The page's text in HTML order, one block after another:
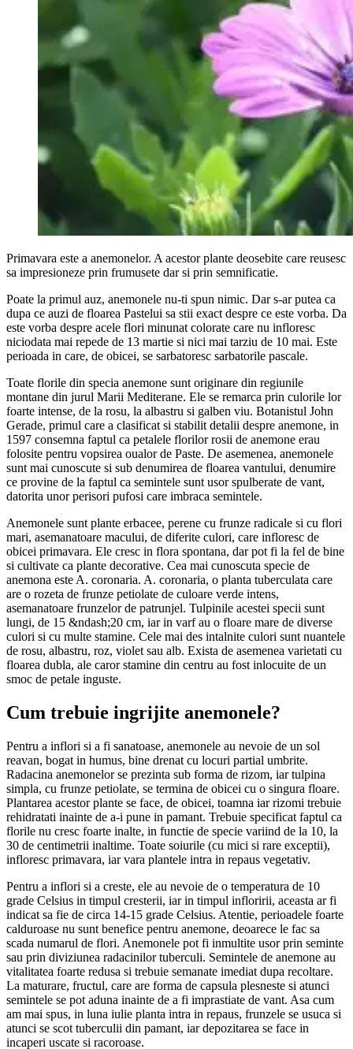
Primavara este a anemonelor. A acestor plante deosebite care reusesc
sa impresioneze prin frumusete dar si prin semnificatie.
Poate la primul auz, anemonele nu-ti spun nimic. Dar s-ar putea ca
dupa ce auzi de floarea Pastelui sa stii exact despre ce este vorba. Da
este vorba despre acele flori minunat colorate care nu infloresc
niciodata mai repede de 13 martie si nici mai tarziu de 10 mai. Este
perioada in care, de obicei, se sarbatoresc sarbatorile pascale.
Toate florile din specia anemone sunt originare din regiunile
montane din jurul Marii Mediterane. Ele se remarca prin culorile lor
foarte intense, de la rosu, la albastru si galben viu. Botanistul John
Gerade, primul care a clasificat si stabilit detalii despre anemone, in
1597 consemna faptul ca petalele florilor rosii de anemone erau
folosite pentru vopsirea oualor de Paste. De asemenea, anemonele
sunt mai cunoscute si sub denumirea de floarea vantului, denumire
ce provine de la faptul ca semintele sunt usor spulberate de vant,
datorita unor perisori pufosi care imbraca semintele.
Anemonele sunt plante erbacee, perene cu frunze radicale si cu flori
mari, asemanatoare macului, de diferite culori, care infloresc de
obicei primavara. Ele cresc in flora spontana, dar pot fi la fel de bine
si cultivate ca plante decorative. Cea mai cunoscuta specie de
anemona este A. coronaria. A. coronaria, o planta tuberculata care
are o rozeta de frunze petiolate de culoare verde intens,
asemanatoare frunzelor de patrunjel. Tulpinile acestei specii sunt
lungi, de 15 &ndash;20 cm, iar in varf au o floare mare de diverse
culori si cu multe stamine. Cele mai des intalnite culori sunt nuantele
de rosu, albastru, roz, violet sau alb. Exista de asemenea varietati cu
floarea dubla, ale caror stamine din centru au fost inlocuite de un
smoc de petale inguste.
Cum trebuie ingrijite anemonele?
Pentru a inflori si a fi sanatoase, anemonele au nevoie de un sol
reavan, bogat in humus, bine drenat cu locuri partial umbrite.
Radacina anemonelor se prezinta sub forma de rizom, iar tulpina
simpla, cu frunze petiolate, se termina de obicei cu o singura floare.
Plantarea acestor plante se face, de obicei, toamna iar rizomi trebuie
rehidratati inainte de a-i pune in pamant. Trebuie specificat faptul ca
florile nu cresc foarte inalte, in functie de specie variind de la 10, la
30 de centimetrii inaltime. Toate soiurile (cu mici si rare exceptii),
infloresc primavara, iar vara plantele intra in repaus vegetativ.
Pentru a inflori si a creste, ele au nevoie de o temperatura de 10
grade Celsius in timpul cresterii, iar in timpul infloririi, aceasta ar fi
indicat sa fie de circa 14-15 grade Celsius. Atentie, perioadele foarte
calduroase nu sunt benefice pentru anemone, deoarece le fac sa
scada numarul de flori. Anemonele pot fi inmultite usor prin seminte
sau prin diviziunea radacinilor tuberculi. Semintele de anemone au
vitalitatea foarte redusa si trebuie semanate imediat dupa recoltare.
La maturare, fructul, care are forma de capsula plesneste si atunci
semintele se pot aduna inainte de a fi imprastiate de vant. Asa cum
am mai spus, in luna iulie planta intra in repaus, frunzele se usuca si
atunci se scot tuberculii din pamant, iar depozitarea se face in
incaperi uscate si racoroase.